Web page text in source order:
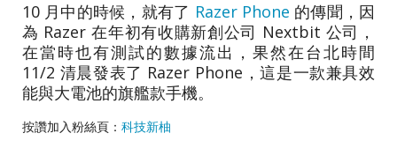
10 月中的時候，就有了 Razer Phone 的傳聞，因
為 Razer 在年初有收購新創公司 Nextbit 公司，
在當時也有測試的數據流出，果然在台北時間
11/2 清晨發表了 Razer Phone，這是一款兼具效
能與大電池的旗艦款手機。
按讚加入粉絲頁： 科技新柚